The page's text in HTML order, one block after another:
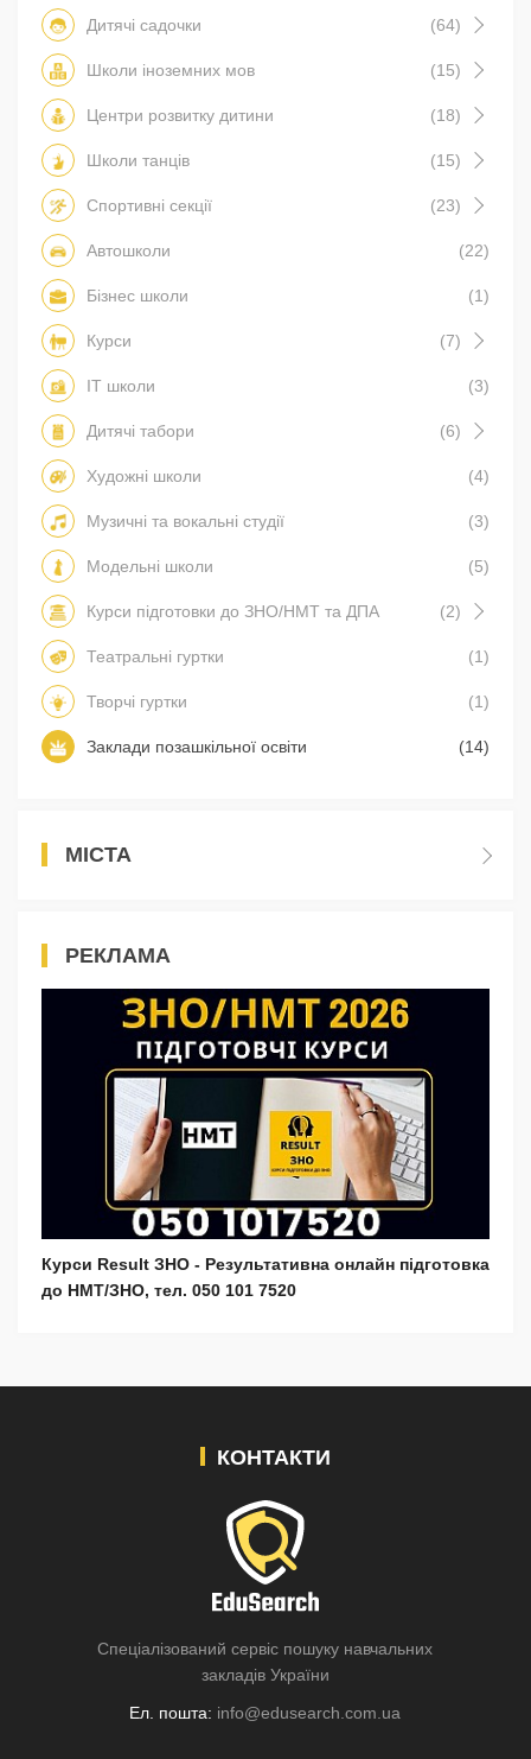
Дитячі садочки (64)
Школи іноземних мов (15)
Центри розвитку дитини (18)
Школи танців (15)
Спортивні секції (23)
Автошколи (22)
Бізнес школи (1)
Курси (7)
IT школи (3)
Дитячі табори (6)
Художні школи (4)
Музичні та вокальні студії (3)
Модельні школи (5)
Курси підготовки до ЗНО/НМТ та ДПА (2)
Театральні гуртки (1)
Творчі гуртки (1)
Заклади позашкільної освіти (14)
МІСТА
РЕКЛАМА
Курси Result ЗНО - Результативна онлайн підготовка
до НМТ/ЗНО, тел. 050 101 7520
КОНТАКТИ
Спеціалізований сервіс пошуку навчальних
закладів України
Ел. пошта: info@edusearch.com.ua